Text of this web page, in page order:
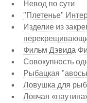
Невод по сути
"Плетенье"
Изделие из
Фильм Дэвида
Совокупность
Рыбацкая
Ловушка для рыб
Ловчая